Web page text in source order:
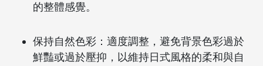
的整體感覺。
保持自然色彩：適度調整，避免背景色彩過於
鮮豔或過於壓抑，以維持日式風格的柔和與自